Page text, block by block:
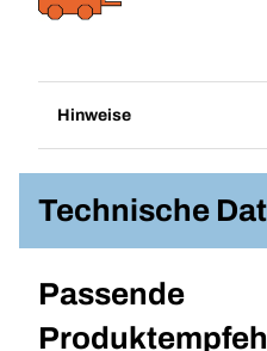
Hinweise
Technische
Passende